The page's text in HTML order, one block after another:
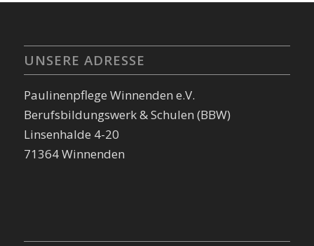
UNSERE ADRESSE
Paulinenpflege Winnenden e.V.
Berufsbildungswerk & Schulen (BBW)
Linsenhalde 4-20
71364 Winnenden